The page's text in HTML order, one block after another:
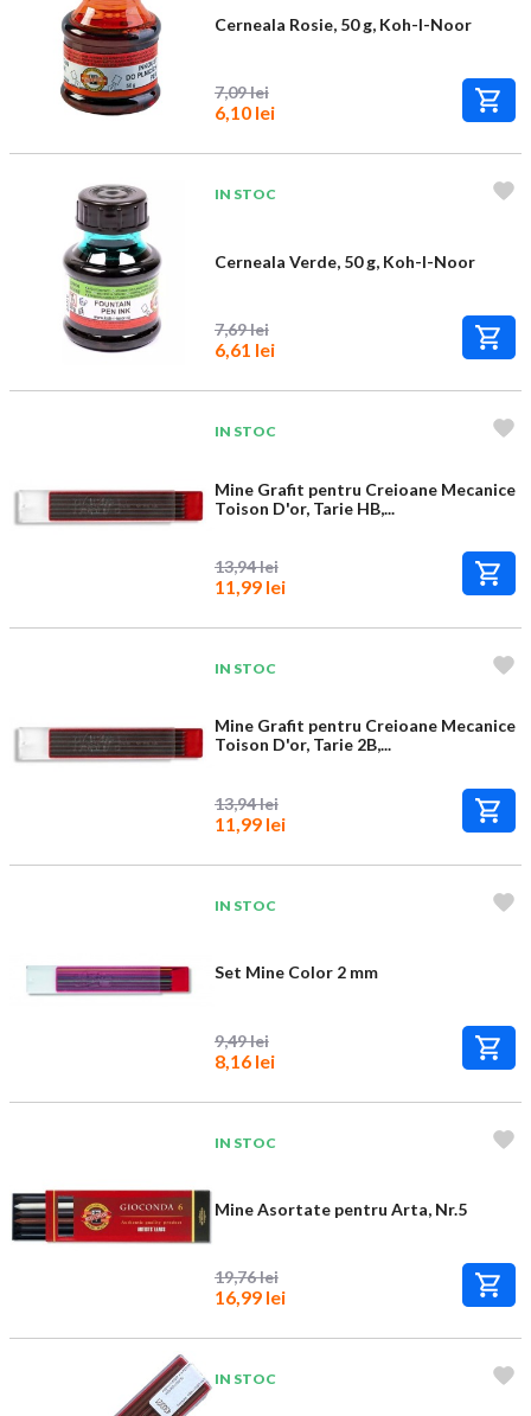
Cerneala Rosie, 50 g, Koh-I-Noor
7,09 lei
6,10 lei
IN STOC
Cerneala Verde, 50 g, Koh-I-Noor
7,69 lei
6,61 lei
IN STOC
Mine Grafit pentru Creioane Mecanice
Toison D'or, Tarie HB,...
13,94 lei
11,99 lei
IN STOC
Mine Grafit pentru Creioane Mecanice
Toison D'or, Tarie 2B,...
13,94 lei
11,99 lei
IN STOC
Set Mine Color 2 mm
9,49 lei
8,16 lei
IN STOC
Mine Asortate pentru Arta, Nr.5
19,76 lei
16,99 lei
IN STOC